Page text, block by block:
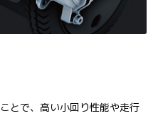
とで、高い小回り性能や走行